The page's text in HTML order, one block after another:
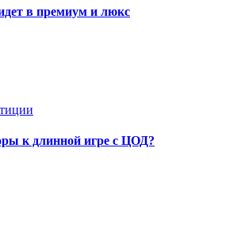
в премиум и люкс
к длинной игре с ЦОД?